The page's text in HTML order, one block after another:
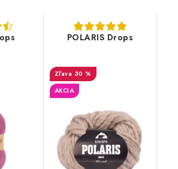
POLARIS Drops
30 %
AKCIA